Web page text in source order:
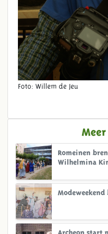
Foto: Willem de Jeu
Romeinen
Wilhelmina
Modeweekend
Archeon start